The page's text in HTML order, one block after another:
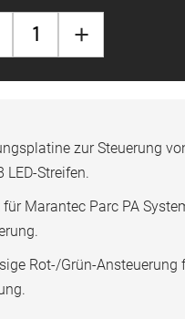
+
zur Steuerung
LED-Streifen.
für Marantec Parc PA
Rot-/Grün-Ansteuerung